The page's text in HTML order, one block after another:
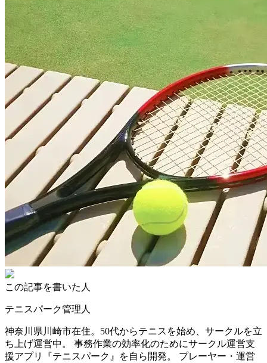
この記事を書いた人
テニスパーク管理人
神奈川県川崎市在住。50代からテニスを始め、サークルを立
ち上げ運営中。 事務作業の効率化のためにサークル運営支
援アプリ『テニスパーク』を自ら開発。 プレーヤー・運営